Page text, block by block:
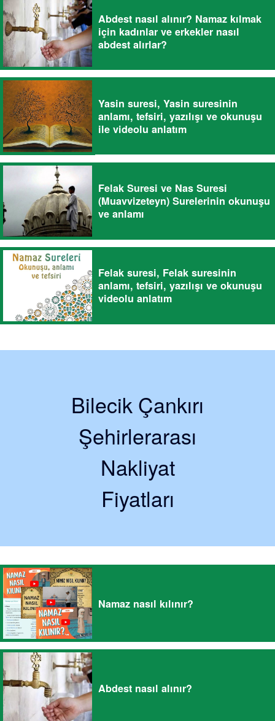
Abdest nasıl alınır? Namaz kılmak
için kadınlar ve erkekler nasıl
abdest alırlar?
Yasin suresi, Yasin suresinin
anlamı, tefsiri, yazılışı ve okunuşu
ile videolu anlatım
Felak Suresi ve Nas Suresi
(Muavvizeteyn) Surelerinin okunuşu
ve anlamı
Felak suresi, Felak suresinin
anlamı, tefsiri, yazılışı ve okunuşu
videolu anlatım
Bilecik Çankırı
Şehirlerarası
Nakliyat
Fiyatları
Namaz nasıl kılınır?
Abdest nasıl alınır?